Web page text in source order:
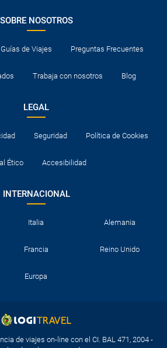
SOBRE NOSOTROS
Guías de Viajes Preguntas Frecuentes
Trabaja con nosotros Blog
LEGAL
Seguridad Política de Cookies
Ético Accesibilidad
INTERNACIONAL
Italia Alemania
Francia Reino Unido
Europa
de viajes on-line con el CI. BAL 471, 2004 -